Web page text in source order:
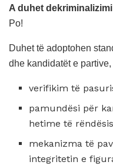
A duhet
Po!
Duhet të adoptohen
dhe kandidatët e partive,
verifikim të
pamundësi për
hetime të
mekanizma të
integritetin e